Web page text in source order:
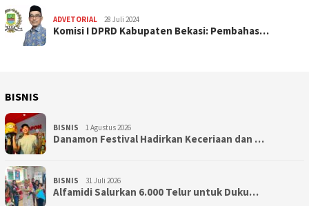
ADVETORIAL 28 Juli 2024
Komisi I DPRD Kabupaten Bekasi: Pembahas…
BISNIS
BISNIS 1 Agustus 2026
Danamon Festival Hadirkan Keceriaan dan …
BISNIS 31 Juli 2026
Alfamidi Salurkan 6.000 Telur untuk Duku…